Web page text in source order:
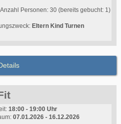
Anzahl Personen: 30 (bereits gebucht: 1)
Eltern Kind Turnen
18:00 - 19:00 Uhr
07.01.2026 - 16.12.2026